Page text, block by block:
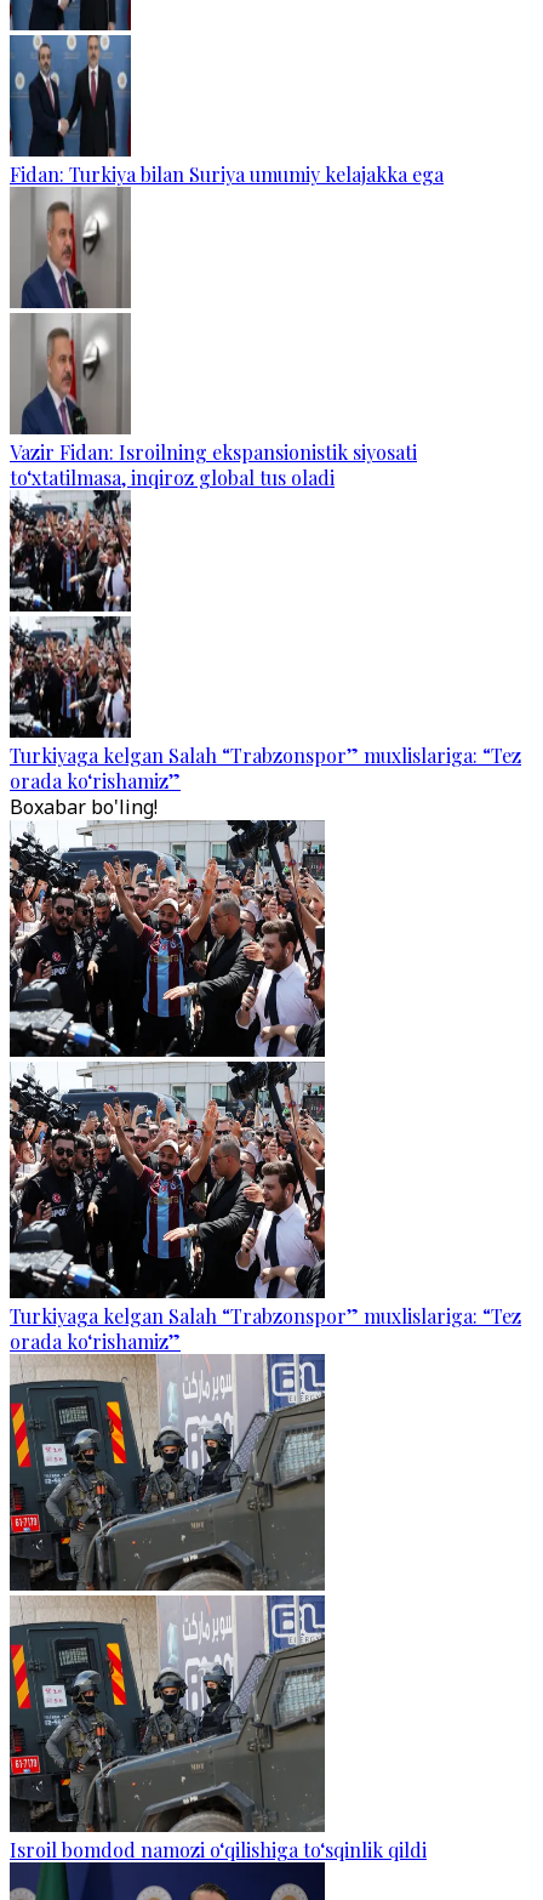
Fidan: Turkiya bilan Suriya umumiy kelajakka ega
Vazir Fidan: Isroilning ekspansionistik siyosati
to‘xtatilmasa, inqiroz global tus oladi
Turkiyaga kelgan Salah “Trabzonspor” muxlislariga: “Tez
orada ko‘rishamiz”
Boxabar bo'ling!
Turkiyaga kelgan Salah “Trabzonspor” muxlislariga: “Tez
orada ko‘rishamiz”
Isroil bomdod namozi o‘qilishiga to‘sqinlik qildi